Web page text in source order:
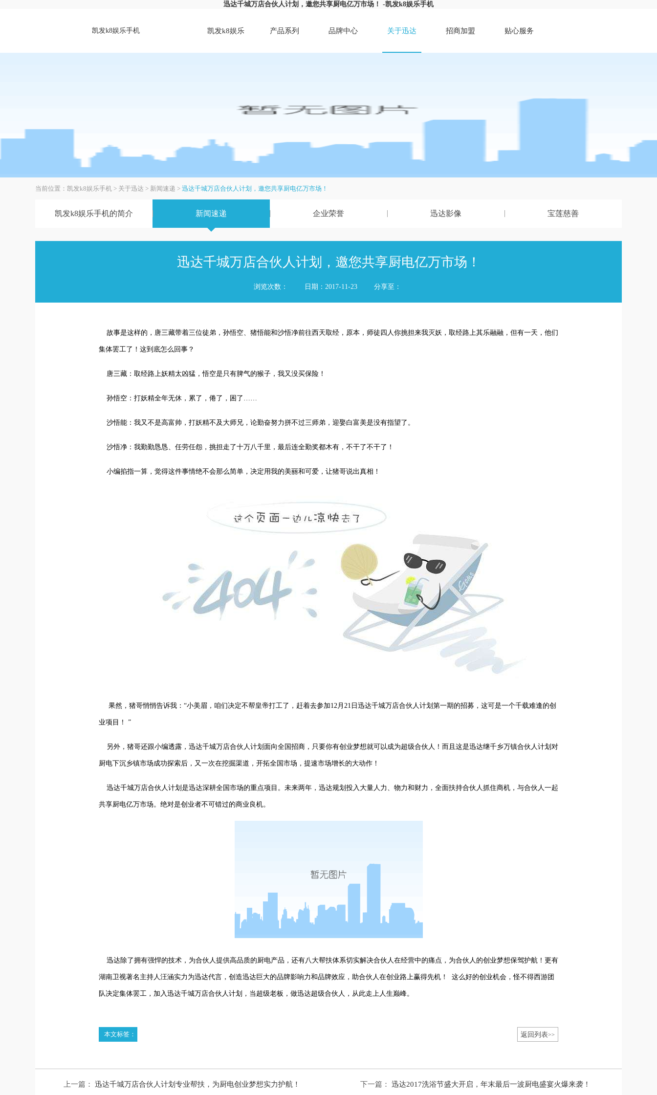
迅达千城万店合伙人计划，邀您共享厨电亿万市场！ -凯发k8娱乐手机
凯发k8娱乐手机 凯发k8娱乐 产品系列 品牌中心 关于迅达 招商加盟 贴心服务
当前位置： 凯发k8娱乐手机 > 关于迅达 > 新闻速递 > 迅达千城万店合伙人计划，邀您共享厨电亿万市场！
凯发k8娱乐手机的简介 新闻速递 企业荣誉 迅达影像 宝莲慈善
迅达千城万店合伙人计划，邀您共享厨电亿万市场！
浏览次数： 日期：2017-11-23 分享至：
故事是这样的，唐三藏带着三位徒弟，孙悟空、猪悟能和沙悟净前往西天取经，原本，师徒四人你挑担来我灭妖，取经路上其乐融融，但有一天，他们
集体罢工了！这到底怎么回事？
唐三藏：取经路上妖精太凶猛，悟空是只有脾气的猴子，我又没买保险！
孙悟空：打妖精全年无休，累了，倦了，困了……
沙悟能：我又不是高富帅，打妖精不及大师兄，论勤奋努力拼不过三师弟，迎娶白富美是没有指望了。
沙悟净：我勤勤恳恳、任劳任怨，挑担走了十万八千里，最后连全勤奖都木有，不干了不干了！
小编掐指一算，觉得这件事情绝不会那么简单，决定用我的美丽和可爱，让猪哥说出真相！
果然，猪哥悄悄告诉我：“小美眉，咱们决定不帮皇帝打工了，赶着去参加12月21日迅达千城万店合伙人计划第一期的招募 ，这可是一个千载难逢的创
业项目！ ”
另外，猪哥还跟小编透露，迅达千城万店合伙人计划面向全国招商，只要你有创业梦想就可以成为超级合伙人！而且这是迅达继千乡万镇合伙人计划对
厨电下沉乡镇市场成功探索后，又一次在挖掘渠道，开拓全国市场，提速市场增长的大动作！
迅达千城万店合伙人计划是迅达深耕全国市场的重点项目。未来两年，迅达规划投入大量人力、物力和财力，全面扶持合伙人抓住商机，与合伙人一起
共享厨电亿万市场。绝对是创业者不可错过的商业良机。
迅达除了拥有强悍的技术，为合伙人提供高品质的厨电产品，还有八大帮扶体系切实解决合伙人在经营中的痛点，为合伙人的创业梦想保驾护航！ 更有
湖南卫视著名主持人汪涵实力为迅达代言，创造迅达巨大的品牌影响力和品牌效应，助合伙人在创业路上赢得先机！ 这么好的创业机会，怪不得西游团
队决定集体罢工，加入迅达千城万店合伙人计划，当超级老板，做迅达超级合伙人，从此走上人生巅峰。
本文标签： 返回列表>>
上一篇： 迅达千城万店合伙人计划专业帮扶，为厨电创业梦想实力护航！ 下一篇： 迅达2017洗浴节盛大开启，年末最后一波厨电盛宴火爆来袭！